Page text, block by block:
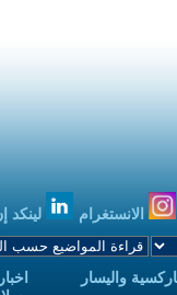
الانستغرام لينكد
واليسار